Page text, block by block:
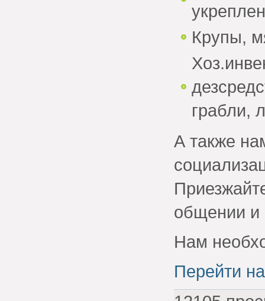
Крупы,
грабли,
А также
общении и
Нам
Перейти